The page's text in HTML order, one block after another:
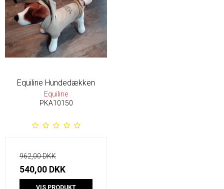
Equiline Hundedækken
Equiline
PKA10150
962,00 DKK
540,00 DKK
VIS PRODUKT